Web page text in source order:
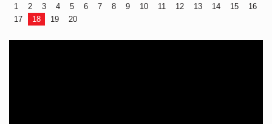
1 2 3 4 5 6 7 8 9 10 11 12 13 14 15
16
17
18 19 20